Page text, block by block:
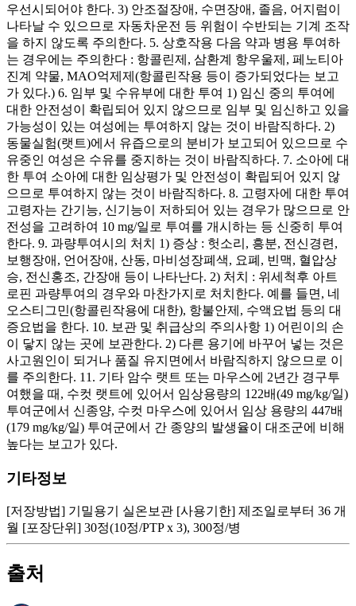
우선시되어야 한다. 3) 안조절장애, 수면장애, 졸음, 어지럼이
나타날 수 있으므로 자동차운전 등 위험이 수반되는 기계 조작
을 하지 않도록 주의한다. 5. 상호작용 다음 약과 병용 투여하
는 경우에는 주의한다 : 항콜린제, 삼환계 항우울제, 페노티아
진계 약물, MAO억제제(항콜린작용 등이 증가되었다는 보고
가 있다.) 6. 임부 및 수유부에 대한 투여 1) 임신 중의 투여에
대한 안전성이 확립되어 있지 않으므로 임부 및 임신하고 있을
가능성이 있는 여성에는 투여하지 않는 것이 바람직하다. 2)
동물실험(랫트)에서 유즙으로의 분비가 보고되어 있으므로 수
유중인 여성은 수유를 중지하는 것이 바람직하다. 7. 소아에 대
한 투여 소아에 대한 임상평가 및 안전성이 확립되어 있지 않
으므로 투여하지 않는 것이 바람직하다. 8. 고령자에 대한 투여
고령자는 간기능, 신기능이 저하되어 있는 경우가 많으므로 안
전성을 고려하여 10 mg/일로 투여를 개시하는 등 신중히 투여
한다. 9. 과량투여시의 처치 1) 증상 : 헛소리, 흥분, 전신경련,
보행장애, 언어장애, 산동, 마비성장폐색, 요폐, 빈맥, 혈압상
승, 전신홍조, 간장애 등이 나타난다. 2) 처치 : 위세척후 아트
로핀 과량투여의 경우와 마찬가지로 처치한다. 예를 들면, 네
오스티그민(항콜린작용에 대한), 항불안제, 수액요법 등의 대
증요법을 한다. 10. 보관 및 취급상의 주의사항 1) 어린이의 손
이 닿지 않는 곳에 보관한다. 2) 다른 용기에 바꾸어 넣는 것은
사고원인이 되거나 품질 유지면에서 바람직하지 않으므로 이
를 주의한다. 11. 기타 암수 랫트 또는 마우스에 2년간 경구투
여했을 때, 수컷 랫트에 있어서 임상용량의 122배(49 mg/kg/일)
투여군에서 신종양, 수컷 마우스에 있어서 임상 용량의 447배
(179 mg/kg/일) 투여군에서 간 종양의 발생율이 대조군에 비해
높다는 보고가 있다.
기타정보
[저장방법] 기밀용기 실온보관 [사용기한] 제조일로부터 36 개
월 [포장단위] 30정(10정/PTP x 3), 300정/병
출처